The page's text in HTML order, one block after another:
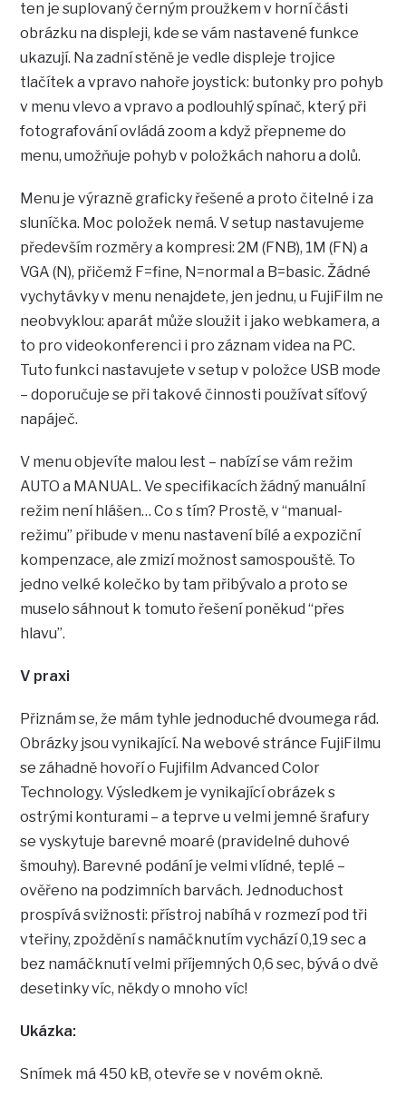
ten je suplovaný černým proužkem v horní části
obrázku na displeji, kde se vám nastavené funkce
ukazují. Na zadní stěně je vedle displeje trojice
tlačítek a vpravo nahoře joystick: butonky pro pohyb
v menu vlevo a vpravo a podlouhlý spínač, který při
fotografování ovládá zoom a když přepneme do
menu, umožňuje pohyb v položkách nahoru a dolů.
Menu je výrazně graficky řešené a proto čitelné i za
sluníčka. Moc položek nemá. V setup nastavujeme
především rozměry a kompresi: 2M (FNB), 1M (FN) a
VGA (N), přičemž F=fine, N=normal a B=basic. Žádné
vychytávky v menu nenajdete, jen jednu, u FujiFilm ne
neobvyklou: aparát může sloužit i jako webkamera, a
to pro videokonferenci i pro záznam videa na PC.
Tuto funkci nastavujete v setup v položce USB mode
– doporučuje se při takové činnosti používat síťový
napáječ.
V menu objevíte malou lest – nabízí se vám režim
AUTO a MANUAL. Ve specifikacích žádný manuální
režim není hlášen… Co s tím? Prostě, v “manual-
režimu” přibude v menu nastavení bílé a expoziční
kompenzace, ale zmizí možnost samospouště. To
jedno velké kolečko by tam přibývalo a proto se
muselo sáhnout k tomuto řešení poněkud “přes
hlavu”.
V praxi
Přiznám se, že mám tyhle jednoduché dvoumega rád.
Obrázky jsou vynikající. Na webové stránce FujiFilmu
se záhadně hovoří o Fujifilm Advanced Color
Technology. Výsledkem je vynikající obrázek s
ostrými konturami – a teprve u velmi jemné šrafury
se vyskytuje barevné moaré (pravidelné duhové
šmouhy). Barevné podání je velmi vlídné, teplé –
ověřeno na podzimních barvách. Jednoduchost
prospívá svižnosti: přístroj nabíhá v rozmezí pod tři
vteřiny, zpoždění s namáčknutím vychází 0,19 sec a
bez namáčknutí velmi příjemných 0,6 sec, bývá o dvě
desetinky víc, někdy o mnoho víc!
Ukázka:
Snímek má 450 kB, otevře se v novém okně.